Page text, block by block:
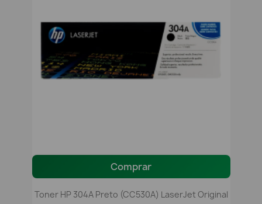
Comprar
Toner HP 304A Preto (CC530A) LaserJet Original